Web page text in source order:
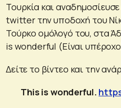
Τουρκία και
twitter την υποδοχή του
Τούρκο ομόλογό του, στα
is wonderful (Είναι
Δείτε το βίντεο και την
This is wonderful.